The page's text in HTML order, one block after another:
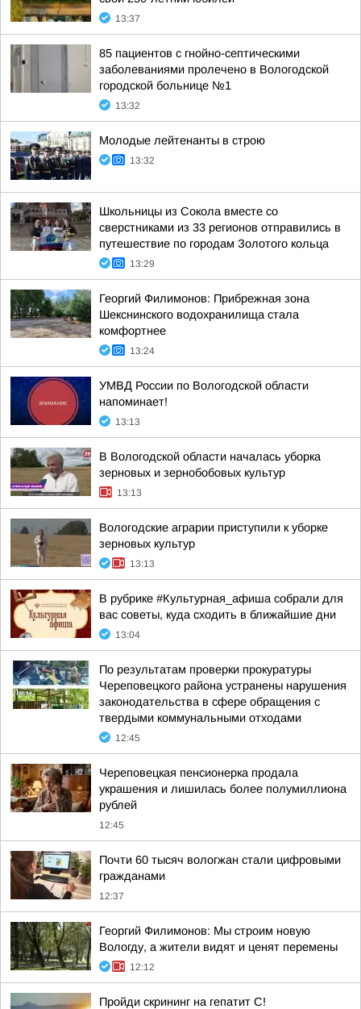
13:37
85 пациентов с гнойно-септическими
заболеваниями пролечено в Вологодской
городской больнице №1
13:32
Молодые лейтенанты в строю
13:32
Школьницы из Сокола вместе со
сверстниками из 33 регионов отправились в
путешествие по городам Золотого кольца
13:29
Георгий Филимонов: Прибрежная зона
Шекснинского водохранилища стала
комфортнее
13:24
УМВД России по Вологодской области
напоминает!
13:13
В Вологодской области началась уборка
зерновых и зернобобовых культур
13:13
Вологодские аграрии приступили к уборке
зерновых культур
13:13
В рубрике #Культурная_афиша собрали для
вас советы, куда сходить в ближайшие дни
13:04
По результатам проверки прокуратуры
Череповецкого района устранены нарушения
законодательства в сфере обращения с
твердыми коммунальными отходами
12:45
Череповецкая пенсионерка продала
украшения и лишилась более полумиллиона
рублей
12:45
Почти 60 тысяч вологжан стали цифровыми
гражданами
12:37
Георгий Филимонов: Мы строим новую
Вологду, а жители видят и ценят перемены
12:12
Пройди скрининг на гепатит C!